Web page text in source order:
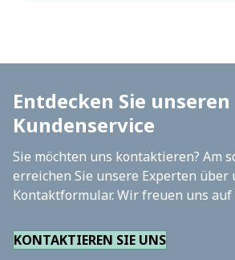
Entdecken Sie unseren
Kundenservice
Sie möchten uns kontaktieren? Am
erreichen Sie unsere Experten über
Kontaktformular. Wir freuen uns
KONTAKTIEREN SIE UNS